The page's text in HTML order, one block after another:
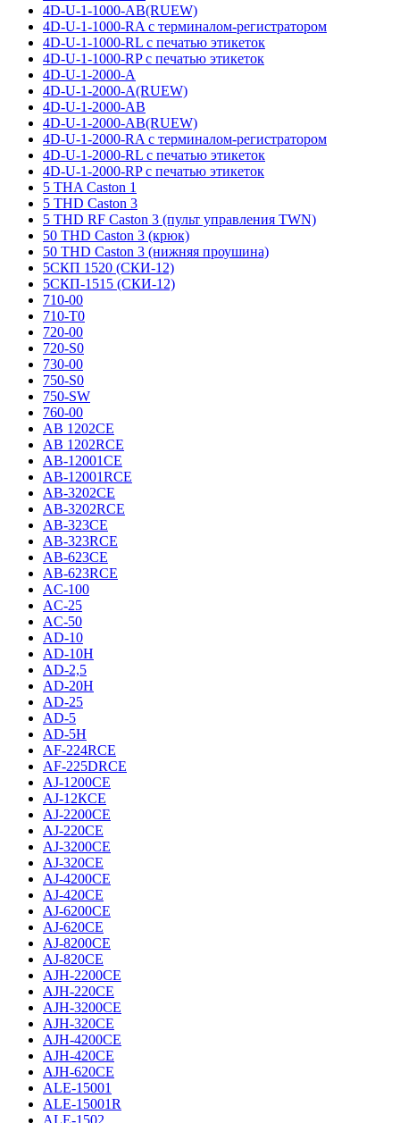
4D-U-1-1000-AB(RUEW)
4D-U-1-1000-RA с терминалом-регистратором
4D-U-1-1000-RL с печатью этикеток
4D-U-1-1000-RP с печатью этикеток
4D-U-1-2000-A
4D-U-1-2000-A(RUEW)
4D-U-1-2000-AB
4D-U-1-2000-AB(RUEW)
4D-U-1-2000-RA с терминалом-регистратором
4D-U-1-2000-RL с печатью этикеток
4D-U-1-2000-RP с печатью этикеток
5 THA Caston 1
5 THD Caston 3
5 THD RF Caston 3 (пульт управления TWN)
50 THD Caston 3 (крюк)
50 THD Caston 3 (нижняя проушина)
5СКП 1520 (СКИ-12)
5СКП-1515 (СКИ-12)
710-00
710-T0
720-00
720-S0
730-00
750-S0
750-SW
760-00
AB 1202CE
AB 1202RCE
AB-12001CE
AB-12001RCE
AB-3202CE
AB-3202RCE
AB-323CE
AB-323RCE
AB-623CE
AB-623RCE
AC-100
AC-25
AC-50
AD-10
AD-10H
AD-2,5
AD-20H
AD-25
AD-5
AD-5H
AF-224RCE
AF-225DRCE
AJ-1200CE
AJ-12КCE
AJ-2200CE
AJ-220CE
AJ-3200CE
AJ-320CE
AJ-4200CE
AJ-420CE
AJ-6200CE
AJ-620CE
AJ-8200CE
AJ-820CE
AJH-2200CE
AJH-220CE
AJH-3200CE
AJH-320CE
AJH-4200CE
AJH-420CE
AJH-620CE
ALE-15001
ALE-15001R